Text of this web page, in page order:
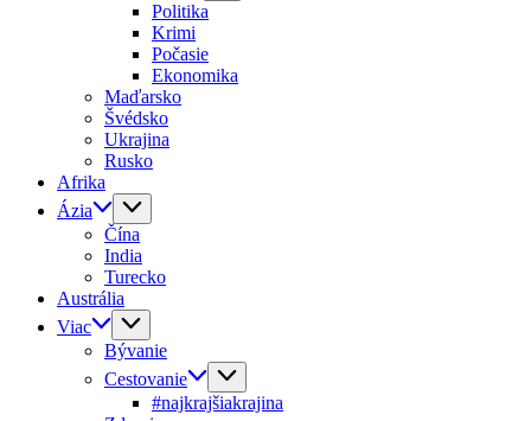
Politika
Krimi
Počasie
Ekonomika
Maďarsko
Švédsko
Ukrajina
Rusko
Afrika
Ázia
Čína
India
Turecko
Austrália
Viac
Bývanie
Cestovanie
#najkrajšiakrajina